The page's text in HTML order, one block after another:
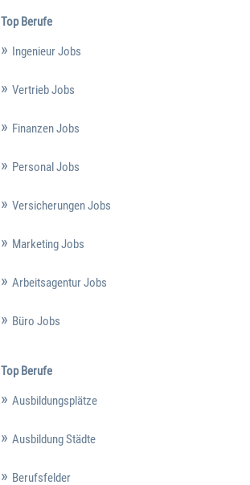
Top Berufe
Ingenieur Jobs
Vertrieb Jobs
Finanzen Jobs
Personal Jobs
Versicherungen Jobs
Marketing Jobs
Arbeitsagentur Jobs
Büro Jobs
Top Berufe
Ausbildungsplätze
Ausbildung Städte
Berufsfelder